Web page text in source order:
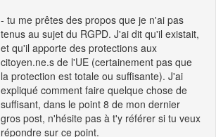
- tu me prêtes des propos que je n'ai pas
tenus au sujet du RGPD. J'ai dit qu'il existait,
et qu'il apporte des protections aux
citoyen.ne.s de l'UE (certainement pas que
la protection est totale ou suffisante). J'ai
expliqué comment faire quelque chose de
suffisant, dans le point 8 de mon dernier
gros post, n'hésite pas à t'y référer si tu veux
répondre sur ce point.